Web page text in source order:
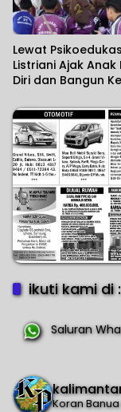
Lewat
Listriani Ajak Anak
Diri dan Bangun
ikuti kami di :
Saluran
Koran